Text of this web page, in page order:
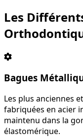
Les
Bagues
Les plus anciennes
fabriquées en acier
maintenu dans la
élastomérique.